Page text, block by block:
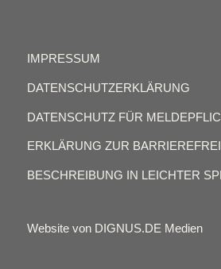
IMPRESSUM
DATENSCHUTZERKLÄRUNG
DATENSCHUTZ FÜR
ERKLÄRUNG ZUR
BESCHREIBUNG IN LEICHTER
Website von DIGNUS.DE Medien